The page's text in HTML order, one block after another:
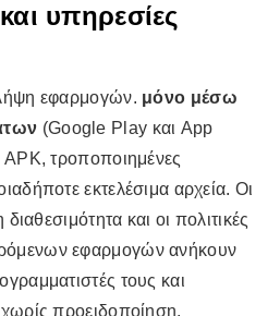
υπηρεσίες
εφαρμογών. μόνο μέσω
(Google Play και App
τροποποιημένες
εκτελέσιμα αρχεία. Οι
και οι πολιτικές
εφαρμογών ανήκουν
τους και
προειδοποίηση.